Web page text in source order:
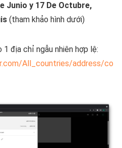
Junio y 17 De Octubre,
(tham khảo hình dưới)
địa chỉ ngẫu nhiên hợp lệ:
All_countries/address/co